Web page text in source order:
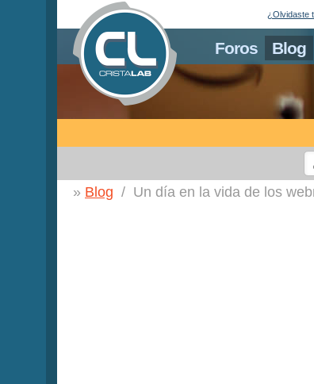
Foros Blog
¿Olvidaste
Blog Un día en la vida de los